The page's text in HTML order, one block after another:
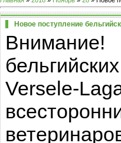
Новое поступление
Versele-